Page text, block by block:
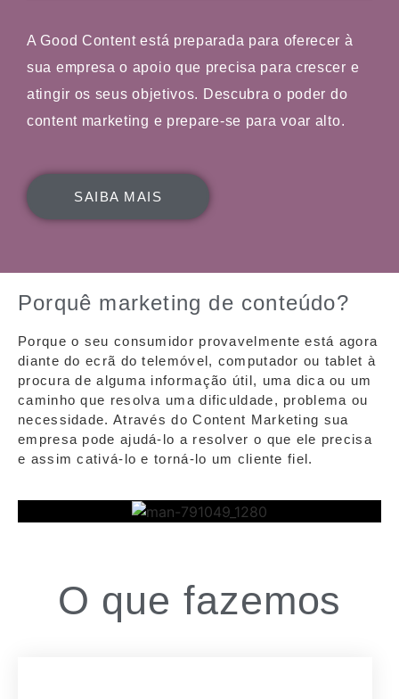
A Good Content está preparada para oferecer à
sua empresa o apoio que precisa para crescer e
atingir os seus objetivos. Descubra o poder do
content marketing e prepare-se para voar alto.
SAIBA MAIS
Porquê marketing de conteúdo?
Porque o seu consumidor provavelmente está agora
diante do ecrã do telemóvel, computador ou tablet à
procura de alguma informação útil, uma dica ou um
caminho que resolva uma dificuldade, problema ou
necessidade. Através do Content Marketing sua
empresa pode ajudá-lo a resolver o que ele precisa
e assim cativá-lo e torná-lo um cliente fiel.
O que fazemos